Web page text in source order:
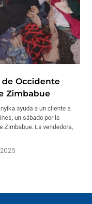
Occidente
Zimbabue
ayuda a un cliente a
un sábado por la
Zimbabue. La vendedora,